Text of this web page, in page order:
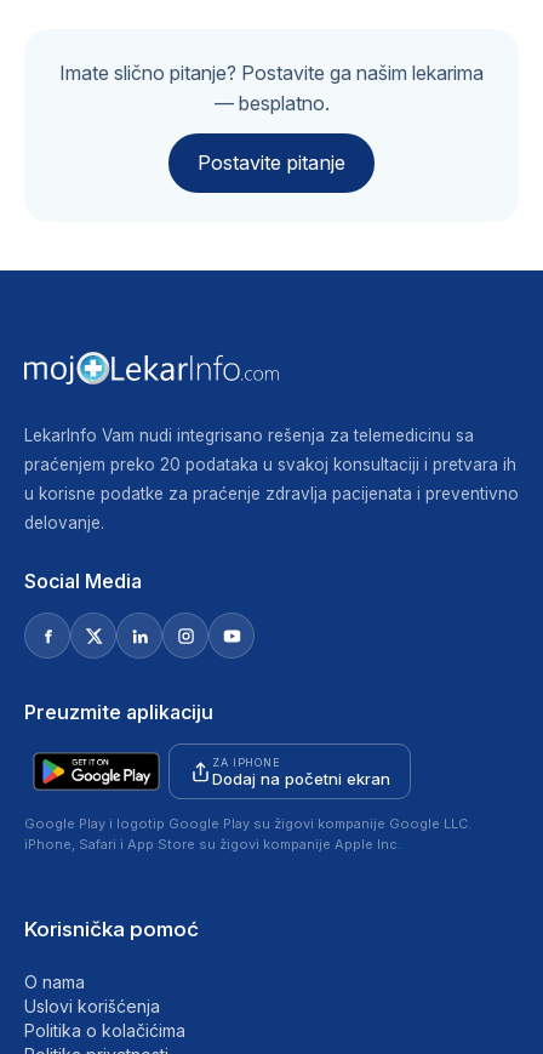
Imate slično pitanje? Postavite ga našim lekarima
— besplatno.
Postavite pitanje
LekarInfo Vam nudi integrisano rešenja za telemedicinu sa
praćenjem preko 20 podataka u svakoj konsultaciji i pretvara ih
u korisne podatke za praćenje zdravlja pacijenata i preventivno
delovanje.
Social Media
Preuzmite aplikaciju
ZA IPHONE
Dodaj na početni ekran
Google Play i logotip Google Play su žigovi kompanije Google LLC.
iPhone, Safari i App Store su žigovi kompanije Apple Inc.
Korisnička pomoć
O nama
Uslovi korišćenja
Politika o kolačićima